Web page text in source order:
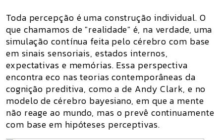
Toda percepção é uma construção individual. O
que chamamos de "realidade" é, na verdade, uma
simulação contínua feita pelo cérebro com base
em sinais sensoriais, estados internos,
expectativas e memórias. Essa perspectiva
encontra eco nas teorias contemporâneas da
cognição preditiva, como a de Andy Clark, e no
modelo de cérebro bayesiano, em que a mente
não reage ao mundo, mas o prevê continuamente
com base em hipóteses perceptivas.